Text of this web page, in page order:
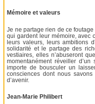
Mémoire et valeurs
Je ne partage rien de ce
qui gardent leur mémoire, avec
leurs valeurs, leurs ambitions
solidarité et le partage des
vestiaires, elles n’abuseront
momentanément réveiller
importe de bousculer un
consciences dont nous savons
d’avenir.
Jean-Marie Philibert